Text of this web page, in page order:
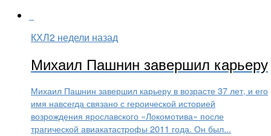
КХЛ2 недели назад
Михаил Пашнин завершил карьеру
Михаил Пашнин завершил карьеру в возрасте 37 лет, и его
имя навсегда связано с героической историей
возрождения ярославского «Локомотива» после
трагической авиакатастрофы 2011 года. Он был...